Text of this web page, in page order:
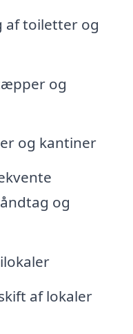
af toiletter og
og
og kantiner
og
af lokaler